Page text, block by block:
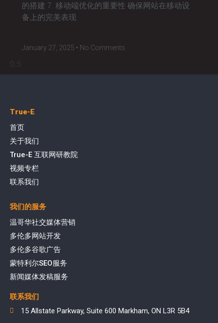
的搭建 7. 移动端优化的重要性 确保网站在移动设
备上的完美表现
January 27, 2025 No Comments
True-E
首页
关于我们
True-E 互联网研教院
视频专栏
联系我们
我们的服务
温哥华社交媒体营销
多伦多网站开发
多伦多谷歌广告
蒙特利尔SEO服务
新闻媒体发稿服务
联系我们
15 Allstate Parkway, Suite 600 Markham, ON L3R 5B4